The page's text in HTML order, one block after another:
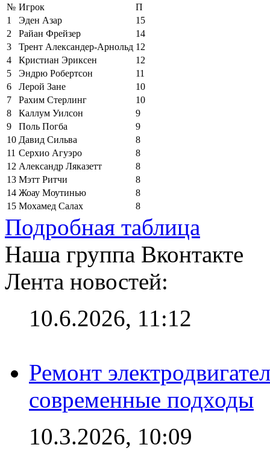
№ Игрок
П
1
Эден Азар
15
2
Райан Фрейзер
14
3
Трент Александер-Арнольд 12
4
Кристиан Эриксен
12
5
Эндрю Робертсон
11
6
Лерой Зане
10
7
Рахим Стерлинг
10
8
Каллум Уилсон
9
9
Поль Погба
9
10 Давид Сильва
8
11 Серхио Агуэро
8
12 Александр Ляказетт
8
13 Мэтт Ритчи
8
14 Жоау Моутинью
8
15 Мохамед Салах 8
Подробная таблица
Наша группа Вконтакте
Лента новостей:
10.6.2026, 11:12
Ремонт
современные подходы
10.3.2026, 10:09